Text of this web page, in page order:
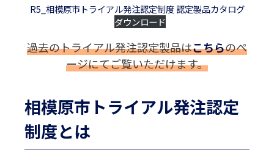
R5_相模原市トライアル発注認定制度 認定製品カタログ
ダウンロード
過去のトライアル発注認定製品はこちらのペ
ージにてご覧いただけます。
相模原市トライアル発注認定
制度とは